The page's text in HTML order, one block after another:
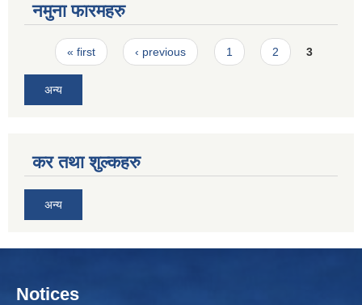
नमुना फारमहरु
Pages
« first ‹ previous 1 2 3
अन्य
कर तथा शुल्कहरु
अन्य
Notices